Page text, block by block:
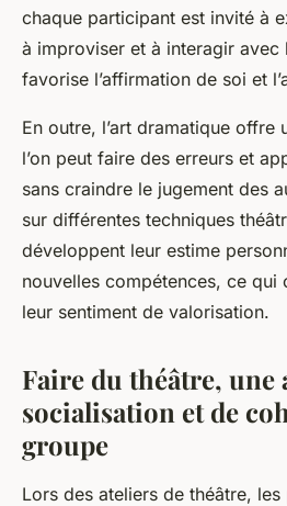
chaque participant est invité à
à improviser et à interagir avec
favorise l’affirmation de soi et
En outre, l’art dramatique offre
l’on peut faire des erreurs et
sans craindre le jugement des
sur différentes techniques
développent leur estime
nouvelles compétences, ce
leur sentiment de valorisation.
Faire du théâtre, une
socialisation et de
groupe
Lors des ateliers de théâtre, les